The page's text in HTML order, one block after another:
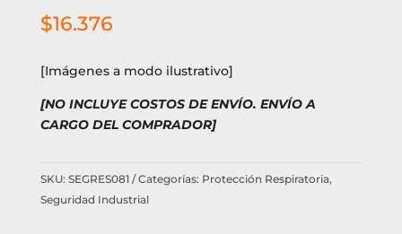
$16.376
[Imágenes a modo ilustrativo]
[NO INCLUYE COSTOS DE ENVÍO. ENVÍO A
CARGO DEL COMPRADOR]
SKU: SEGRES081 Categorías: Protección Respiratoria,
Seguridad Industrial